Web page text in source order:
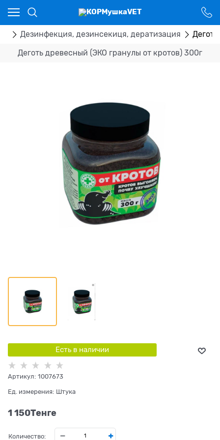
Дезинфекция, дезинсекиця, дератизация
Деготь древесный (ЭКО гранулы от кротов) 300г
Есть в наличии
Артикул: 1007673
Ед. измерения: Штука
1 150Tенге
Количество:
Ваш город - Костанай,
угадали?